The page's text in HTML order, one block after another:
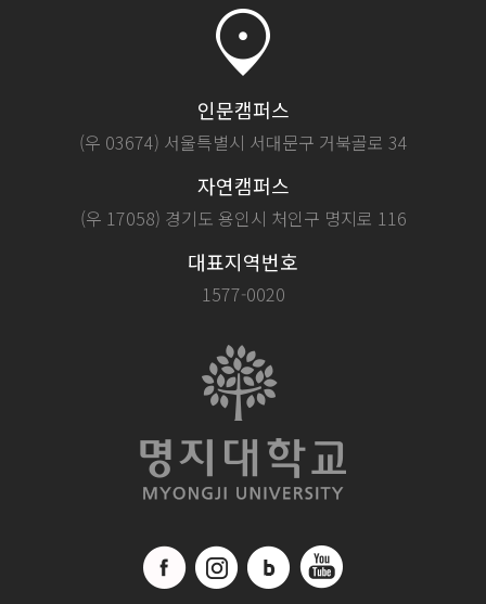
인문캠퍼스
(우 03674) 서울특별시 서대문구 거북골로 34
자연캠퍼스
(우 17058) 경기도 용인시 처인구 명지로 116
대표지역번호
1577-0020